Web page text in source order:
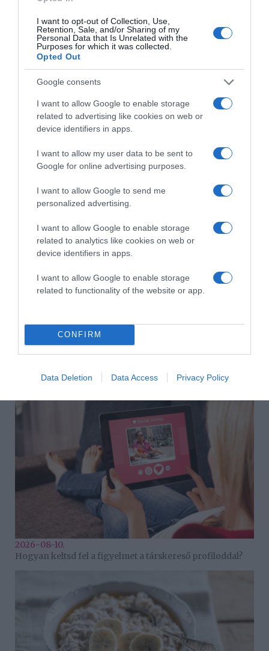
I want to opt-out of Collection, Use,
Retention, Sale, and/or Sharing of my
Personal Data that Is Unrelated with the
Purposes for which it was collected.
Opted Out
Google consents
I want to allow Google to enable storage
related to advertising like cookies on web or
device identifiers in apps.
I want to allow my user data to be sent to
Google for online advertising purposes.
I want to allow Google to send me
personalized advertising.
I want to allow Google to enable storage
related to analytics like cookies on web or
device identifiers in apps.
I want to allow Google to enable storage
related to functionality of the website or app.
CONFIRM
Data Deletion Data Access Privacy Policy
változtatni a párkapcsolatotokban. Az egyensúlyra kell
helyezned a hangsúlyt, örülnöd kell az együtt töltött
időnek, de ugyanakkor koncentrálnod kell azokra a
dolgokra is, melyek csak neked tetszenek.
6. Függsz a párodtól
párkapcsolatotokra nézve, mert fennáll annak a
veszélye, hogy függővé válsz tőle. Miért nem jó a
függőség? Azért, mert hozzászoksz ahhoz, hogy mindig
hozzászoksz ahhoz, hogy valaki harcol érted és valaki
dönt helyetted. Nagyon fontos az, hogy megtanuld,
hogy már nem működik megfelelően!
Korábbi bejegyzések Következő bejegyzés
2026-08-10.
Hogyan keltsd fel a figyelmet a társkereső profiloddal?